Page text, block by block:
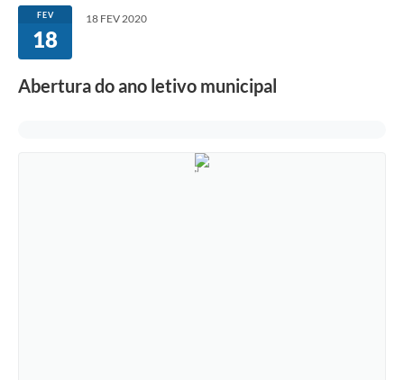
Secretarias/Centrais
FEV
18
18 FEV 2020
Abertura do ano letivo municipal